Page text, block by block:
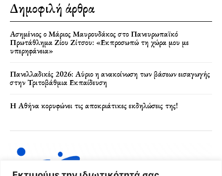
Δημοφιλή άρθρα
Ασημένιος ο Μάριος Μαυρουδάκος στο Πανευρωπαϊκό
Πρωτάθλημα Ζίου Ζίτσου: «Εκπροσωπώ τη χώρα μου με
υπερηφάνεια»
Πανελλαδικές 2026: Αύριο η ανακοίνωση των βάσεων εισαγωγής
στην Τριτοβάθμια Εκπαίδευση
Η Αθήνα κορυφώνει τις αποκριάτικες εκδηλώσεις της!